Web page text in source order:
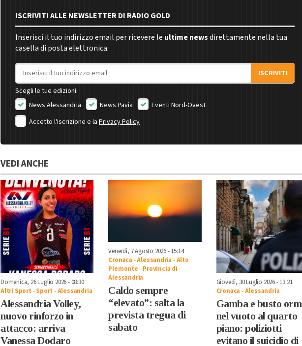
ISCRIVITI ALLE NEWSLETTER DI RADIO GOLD
Inserisci il tuo indirizzo email per ricevere le ultime newsdirettamente nella tua
casella di posta elettronica.
Indirizzo email
ISCRIVITI
Scegli le tue edizioni:
News Alessandria
News Pavia
Eventi Nord-Ovest
Accetto l'iscrizione e la Privacy Policy
VEDI ANCHE
Domenica, 26 Luglio 2026 - 08:30
Altri Sport -Sport -Alessandria
Alessandria Volley,
nuovo rinforzo in
attacco: arriva
Vanessa Dodaro
Venerdì, 7 Agosto 2026 - 15:14
Cronaca -Alessandria -Alto
Piemonte -Provincia di
Alessandria
Caldo sempre
“elevato”: salta la
prevista tregua di
sabato
Giovedì, 30 Luglio 2026 - 13:21
Cronaca -Alessandria
Gamba e busto
nel vuoto al quarto
piano: poliziotti
evitano il suicidio di